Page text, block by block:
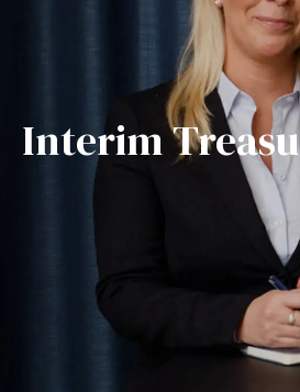
Interim